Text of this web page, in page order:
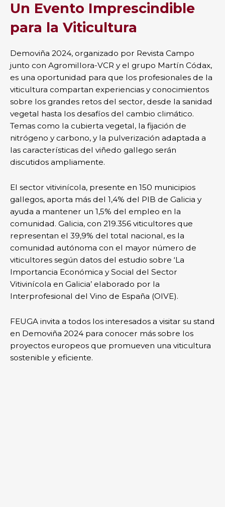
Un Evento Imprescindible
para la Viticultura
Demoviña 2024, organizado por Revista Campo
junto con Agromillora-VCR y el grupo Martín Códax,
es una oportunidad para que los profesionales de la
viticultura compartan experiencias y conocimientos
sobre los grandes retos del sector, desde la sanidad
vegetal hasta los desafíos del cambio climático.
Temas como la cubierta vegetal, la fijación de
nitrógeno y carbono, y la pulverización adaptada a
las características del viñedo gallego serán
discutidos ampliamente.
El sector vitivinícola, presente en 150 municipios
gallegos, aporta más del 1,4% del PIB de Galicia y
ayuda a mantener un 1,5% del empleo en la
comunidad. Galicia, con 219.356 viticultores que
representan el 39,9% del total nacional, es la
comunidad autónoma con el mayor número de
viticultores según datos del estudio sobre ‘La
Importancia Económica y Social del Sector
Vitivinícola en Galicia’ elaborado por la
Interprofesional del Vino de España (OIVE).
FEUGA invita a todos los interesados a visitar su stand
en Demoviña 2024 para conocer más sobre los
proyectos europeos que promueven una viticultura
sostenible y eficiente.